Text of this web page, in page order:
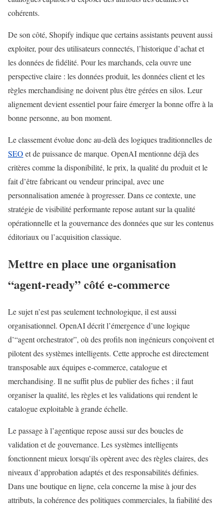
cohérents.
De son côté, Shopify indique que certains assistants peuvent aussi
exploiter, pour des utilisateurs connectés, l’historique d’achat et
les données de fidélité. Pour les marchands, cela ouvre une
perspective claire : les données produit, les données client et les
règles merchandising ne doivent plus être gérées en silos. Leur
alignement devient essentiel pour faire émerger la bonne offre à la
bonne personne, au bon moment.
Le classement évolue donc au-delà des logiques traditionnelles de
SEO et de puissance de marque. OpenAI mentionne déjà des
critères comme la disponibilité, le prix, la qualité du produit et le
fait d’être fabricant ou vendeur principal, avec une
personnalisation amenée à progresser. Dans ce contexte, une
stratégie de visibilité performante repose autant sur la qualité
opérationnelle et la gouvernance des données que sur les contenus
éditoriaux ou l’acquisition classique.
Mettre en place une organisation
“agent-ready” côté e-commerce
Le sujet n’est pas seulement technologique, il est aussi
organisationnel. OpenAI décrit l’émergence d’une logique
d’“agent orchestrator”, où des profils non ingénieurs conçoivent et
pilotent des systèmes intelligents. Cette approche est directement
transposable aux équipes e-commerce, catalogue et
merchandising. Il ne suffit plus de publier des fiches ; il faut
organiser la qualité, les règles et les validations qui rendent le
catalogue exploitable à grande échelle.
Le passage à l’agentique repose aussi sur des boucles de
validation et de gouvernance. Les systèmes intelligents
fonctionnent mieux lorsqu’ils opèrent avec des règles claires, des
niveaux d’approbation adaptés et des responsabilités définies.
Dans une boutique en ligne, cela concerne la mise à jour des
attributs, la cohérence des politiques commerciales, la fiabilité des